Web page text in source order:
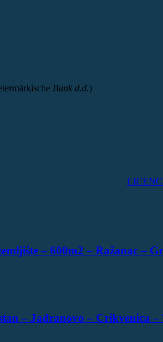
Bank d.d.)
– 600m2 – Ražanac –
– Jadranovo – Crikvenica –